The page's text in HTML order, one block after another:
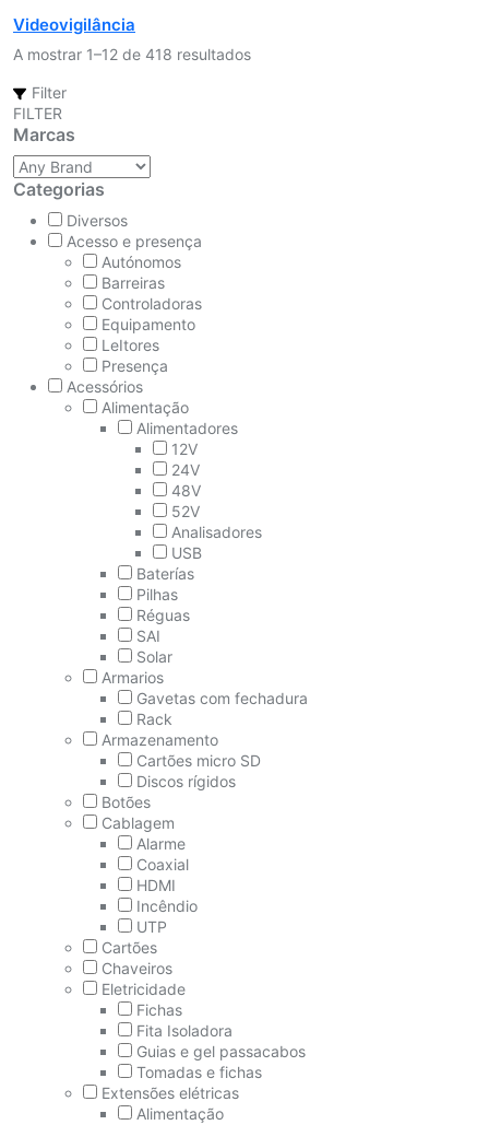
Videovigilância
A mostrar 1–12 de 418 resultados
Filter
FILTER
Marcas
Categorias
Diversos
Acesso e presença
Autónomos
Barreiras
Controladoras
Equipamento
LeItores
Presença
Acessórios
Alimentação
Alimentadores
12V
24V
48V
52V
Analisadores
USB
Baterías
Pilhas
Réguas
SAI
Solar
Armarios
Gavetas com fechadura
Rack
Armazenamento
Cartões micro SD
Discos rígidos
Botões
Cablagem
Alarme
Coaxial
HDMI
Incêndio
UTP
Cartões
Chaveiros
Eletricidade
Fichas
Fita Isoladora
Guias e gel passacabos
Tomadas e fichas
Extensões elétricas
Alimentação